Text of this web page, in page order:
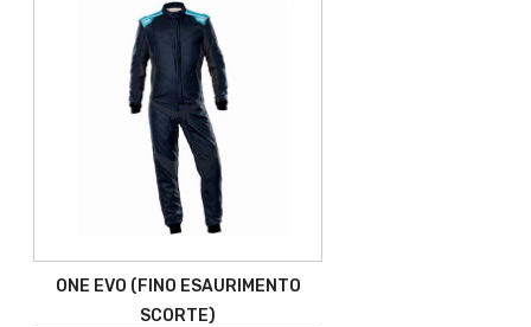
ONE EVO (FINO ESAURIMENTO
SCORTE)